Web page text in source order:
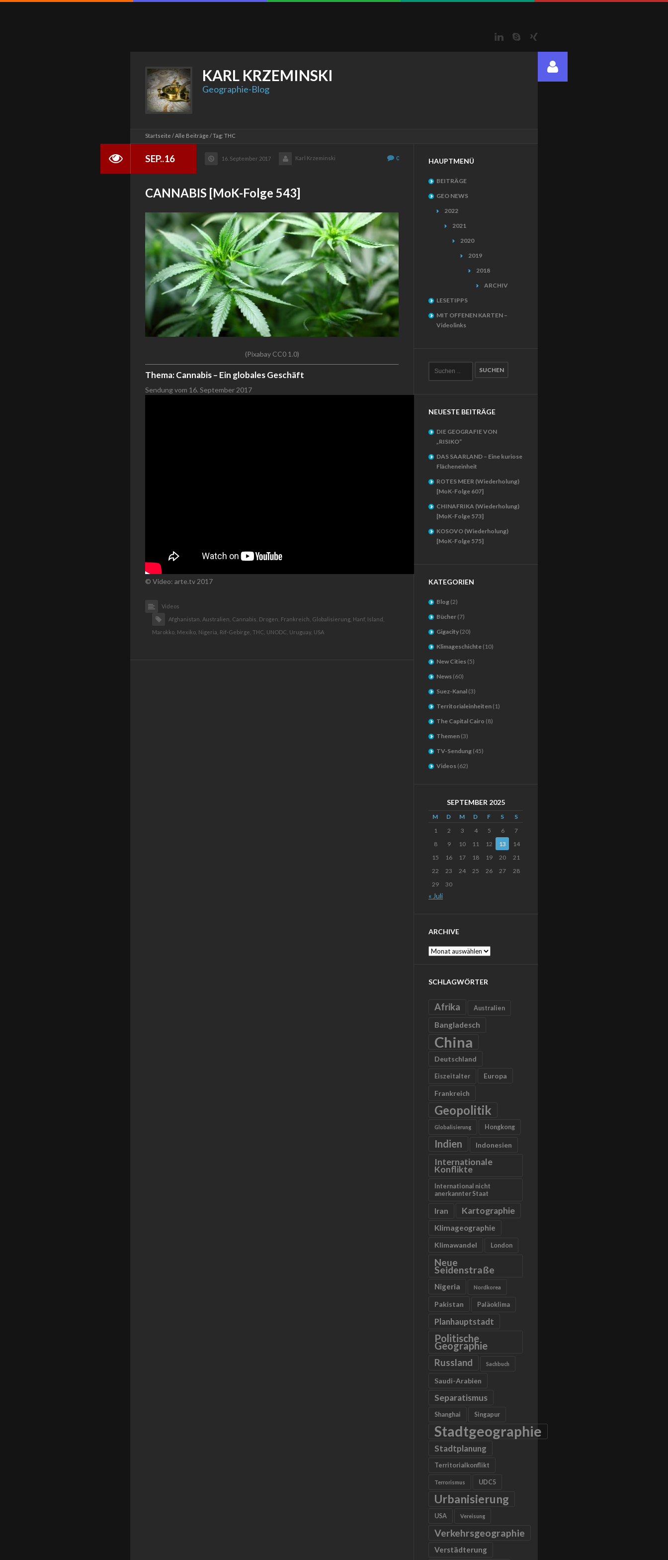
LinkedInSkype
KARL KRZEMINSKI
Geographie-Blog
Startseite Alle Beiträge Tag: THC
SEP..16 16. September 2017 0
Karl Krzeminski
CANNABIS [MoK-Folge 543]
(Pixabay CC0 1.0)
Thema: Cannabis – Ein globales Geschäft
Sendung vom 16. September 2017
© Video: arte.tv 2017
Videos
Afghanistan, Australien, Cannabis, Drogen, Frankreich, Globalisierung, Hanf, Island,
Marokko, Mexiko, Nigeria, Rif-Gebirge, THC, UNODC, Uruguay, USA
HAUPTMENÜ
BEITRÄGE
GEO NEWS
2022
2021
2020
2019
2018
ARCHIV
LESETIPPS
MIT OFFENEN KARTEN –
Videolinks
NEUESTE BEITRÄGE
DIE GEOGRAFIE VON
„RISIKO“
DAS SAARLAND – Eine kuriose
Flächeneinheit
ROTES MEER (Wiederholung)
[MoK-Folge 607]
CHINAFRIKA (Wiederholung)
[MoK-Folge 573]
KOSOVO (Wiederholung)
[MoK-Folge 575]
KATEGORIEN
Blog (2)
Bücher (7)
Gigacity (20)
Klimageschichte (10)
New Cities (5)
News (60)
Suez-Kanal (3)
Territorialeinheiten (1)
The Capital Cairo (8)
Themen (3)
TV-Sendung (45)
Videos (62)
SEPTEMBER 2025
M D M D F S
S
1
2 3 4 5 6
7
8
9 10 11 12 13
14
15
16 17 18 19 20
21
22
23 24 25 26 27
28
29
30
« Juli
ARCHIVE
Archive
SCHLAGWÖRTER
Afrika Australien
Bangladesch
China
Deutschland
Eiszeitalter Europa
Frankreich
Geopolitik
Globalisierung Hongkong
Indien Indonesien
Internationale
Konflikte
International nicht
anerkannter Staat
Iran Kartographie
Klimageographie
Klimawandel London
Neue
Seidenstraße
Nigeria Nordkorea
Pakistan Paläoklima
Planhauptstadt
Politische
Geographie
Russland Sachbuch
Saudi-Arabien
Separatismus
Shanghai Singapur
Stadtgeographie
Stadtplanung
Territorialkonflikt
Terrorismus UDC5
Urbanisierung
USA Vereisung
Verkehrsgeographie
Verstädterung